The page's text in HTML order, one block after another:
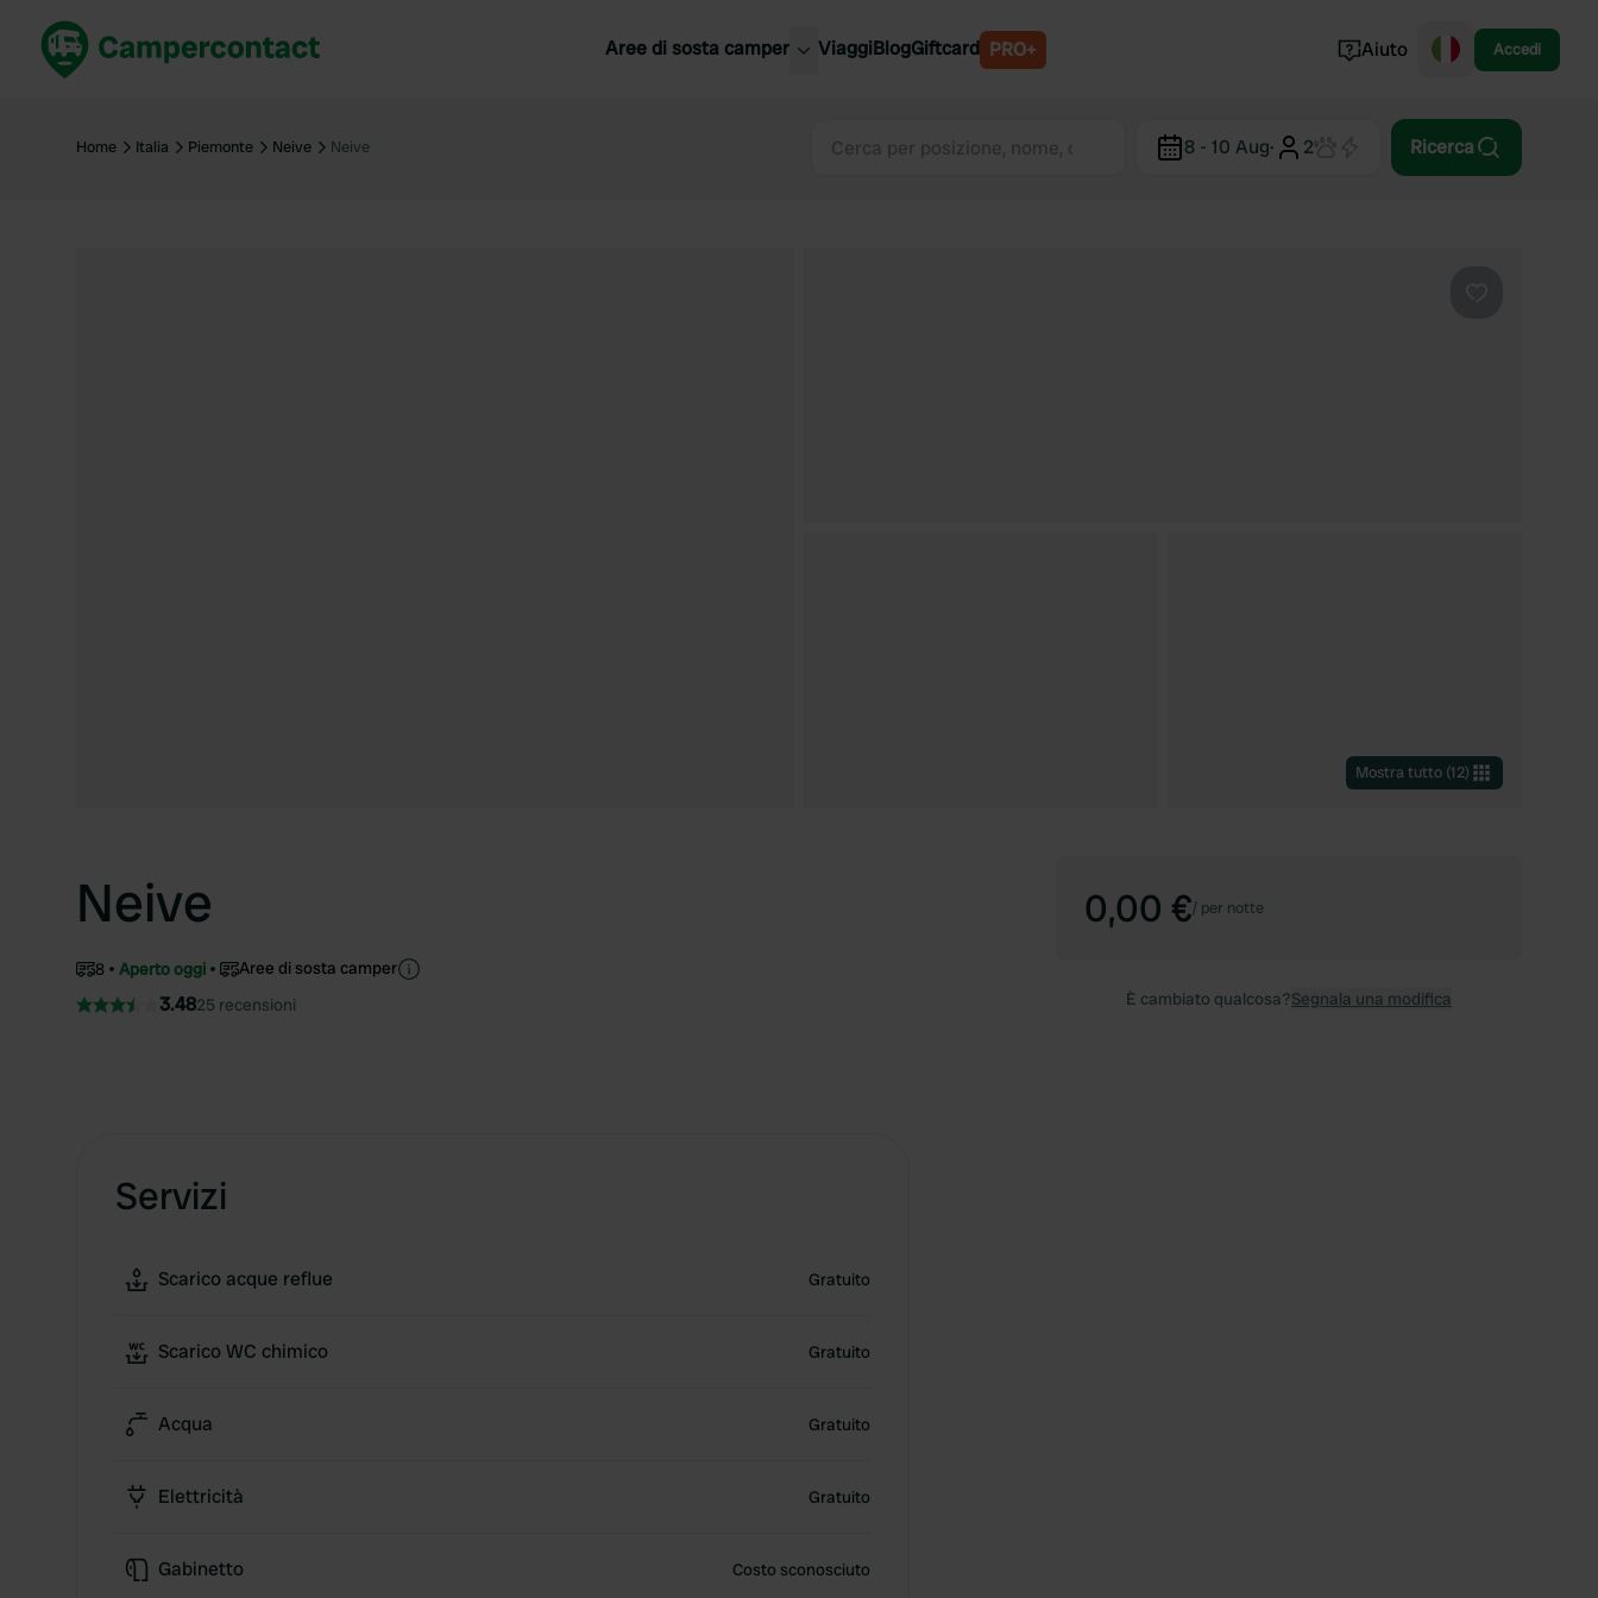
Aree di sosta camper
Italia
Slovenia
Portogallo
ViaggiBlogGiftcard PRO+ Aiuto Accedi
Home Italia Piemonte Neive Neive 8 - 10 Aug· 2 Ricerca
Mostra tutto (12)
Neive
8 Aperto oggi Aree di sosta camper
3.4825 recensioni
Servizi
Scarico acque reflue Gratuito
Scarico WC chimico Gratuito
Acqua Gratuito
Elettricità Gratuito
Gabinetto Costo sconosciuto
0,00 €/ per notte
È cambiato qualcosa?Segnala una modifica